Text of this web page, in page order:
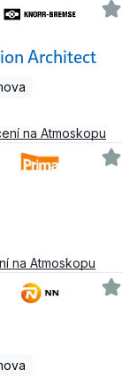
Architect
na Atmoskopu
na Atmoskopu